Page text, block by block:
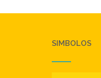
SIMBOLOS